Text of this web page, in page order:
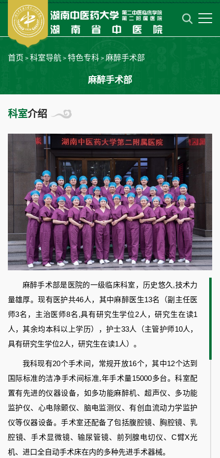
首页 > 科室导航> 特色专科>麻醉手术部
麻醉手术部
科室介绍
麻醉手术部是医院的一级临床科室，历史悠久,技术力
量雄厚。现有医护共46人，其中麻醉医生13名（副主任医
师3名，主治医师8名,具有研究生学位2人，研究生在读1
人，其余均本科以上学历），护士33人（主管护师10人，
具有研究生学位2人，研究生在读1人）。
我科现有20个手术间，常规开放16个，其中12个达到
国际标准的洁净手术间标准,年手术量15000多台。科室配
置有先进的仪器设备，如多功能麻醉机、超声仪、多功能
监护仪、心电除颤仪、脑电监测仪、有创血流动力学监护
仪等仪器设备。手术室还配备了包括腹腔镜、胸腔镜、乳
腔镜、手术显微镜、输尿管镜、前列腺电切仪、C臂X光
机、进口全自动手术床在内的多种先进手术器械。